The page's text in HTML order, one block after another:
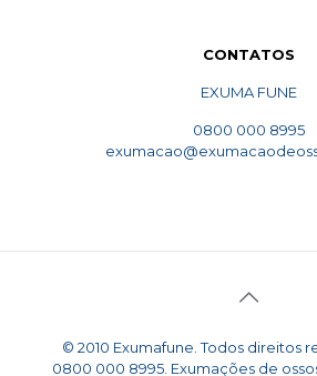
CONTATOS
EXUMA FUNE
0800 000 8995
© 2010 Exumafune. Todos direitos
0800 000 8995. Exumações de